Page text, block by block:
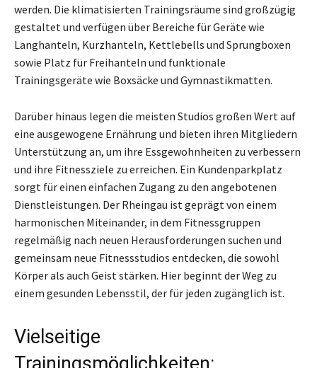
werden. Die klimatisierten Trainingsräume sind großzügig
gestaltet und verfügen über Bereiche für Geräte wie
Langhanteln, Kurzhanteln, Kettlebells und Sprungboxen
sowie Platz für Freihanteln und funktionale
Trainingsgeräte wie Boxsäcke und Gymnastikmatten.
Darüber hinaus legen die meisten Studios großen Wert auf
eine ausgewogene Ernährung und bieten ihren Mitgliedern
Unterstützung an, um ihre Essgewohnheiten zu verbessern
und ihre Fitnessziele zu erreichen. Ein Kundenparkplatz
sorgt für einen einfachen Zugang zu den angebotenen
Dienstleistungen. Der Rheingau ist geprägt von einem
harmonischen Miteinander, in dem Fitnessgruppen
regelmäßig nach neuen Herausforderungen suchen und
gemeinsam neue Fitnessstudios entdecken, die sowohl
Körper als auch Geist stärken. Hier beginnt der Weg zu
einem gesunden Lebensstil, der für jeden zugänglich ist.
Vielseitige